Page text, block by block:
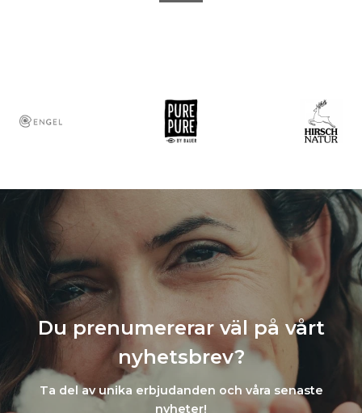
Du prenumererar väl på vårt
nyhetsbrev?
Ta del av unika erbjudanden och våra senaste
nyheter!